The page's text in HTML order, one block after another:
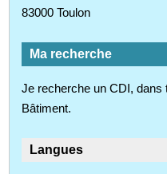
83000 Toulon
Ma recherche
Je recherche un CDI, dans
Bâtiment.
Langues